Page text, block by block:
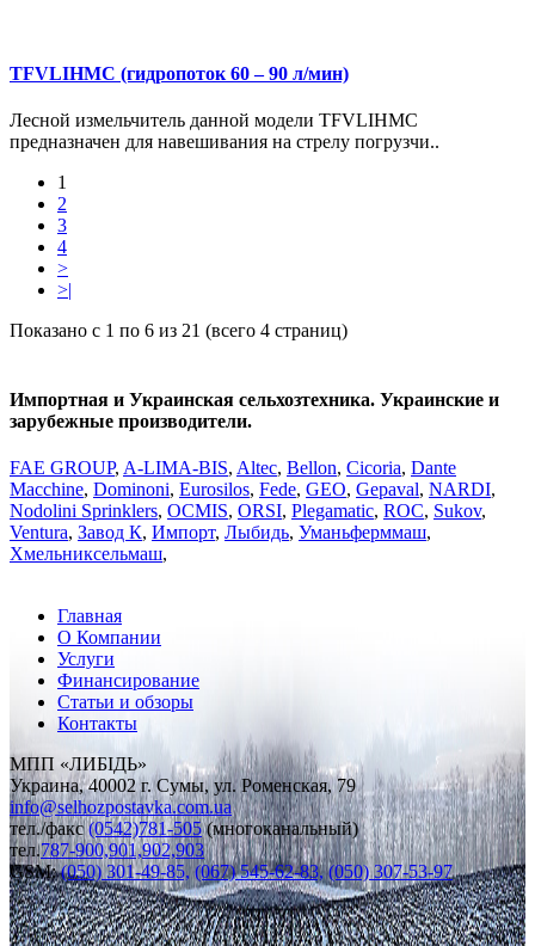
TFVLIHMC (гидропоток 60 – 90 л/мин)
Лесной измельчитель данной модели TFVLIHMC
предназначен для навешивания на стрелу погрузчи..
1
2
3
4
>
>|
Показано с 1 по 6 из 21 (всего 4 страниц)
Импортная и Украинская сельхозтехника. Украинские и
зарубежные производители.
FAE GROUP, A-LIMA-BIS, Altec, Bellon, Cicoria, Dante
Macchine, Dominoni, Eurosilos, Fede, GEO, Gepaval, NARDI,
Nodolini Sprinklers, OCMIS, ORSI, Plegаmatic, ROC, Sukov,
Ventura, Завод К, Импорт, Лыбидь, Уманьферммаш,
Хмельниксельмаш,
Главная
О Компании
Услуги
Финансирование
Статьи и обзоры
Контакты
МПП «ЛИБІДЬ»
Украина, 40002 г. Сумы, ул. Роменская, 79
info@selhozpostavka.com.ua
тел./факс (0542)781-505 (многоканальный)
тел.787-900,901,902,903
GSM:(050) 301-49-85, (067) 545-62-83, (050) 307-53-97